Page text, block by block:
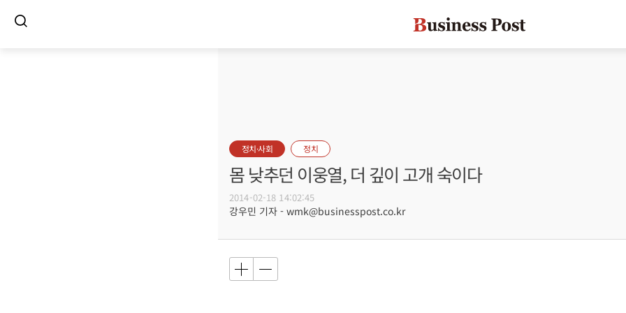
정치·사회 정치
몸 낮추던 이웅열, 더 깊이 고개 숙이다
2014-02-18 14:02:45
강우민 기자 - wmk@businesspost.co.kr